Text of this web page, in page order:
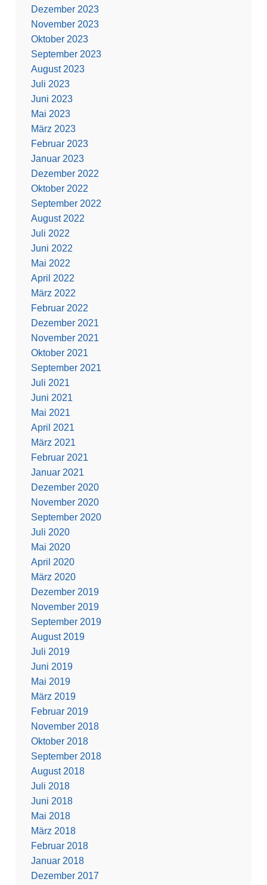
Dezember 2023
November 2023
Oktober 2023
September 2023
August 2023
Juli 2023
Juni 2023
Mai 2023
März 2023
Februar 2023
Januar 2023
Dezember 2022
Oktober 2022
September 2022
August 2022
Juli 2022
Juni 2022
Mai 2022
April 2022
März 2022
Februar 2022
Dezember 2021
November 2021
Oktober 2021
September 2021
Juli 2021
Juni 2021
Mai 2021
April 2021
März 2021
Februar 2021
Januar 2021
Dezember 2020
November 2020
September 2020
Juli 2020
Mai 2020
April 2020
März 2020
Dezember 2019
November 2019
September 2019
August 2019
Juli 2019
Juni 2019
Mai 2019
März 2019
Februar 2019
November 2018
Oktober 2018
September 2018
August 2018
Juli 2018
Juni 2018
Mai 2018
März 2018
Februar 2018
Januar 2018
Dezember 2017